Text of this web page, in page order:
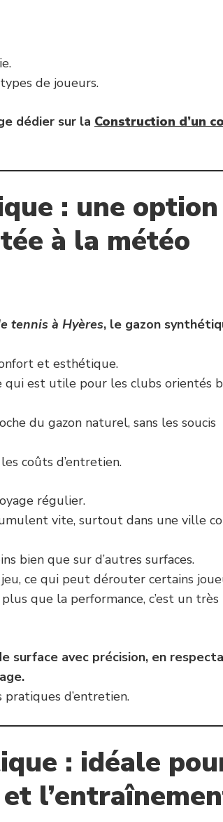
de joueurs.
dédier sur la Construction d’un
: une option
à la météo
tennis à Hyères, le gazon
et esthétique.
qui est utile pour les clubs orientés
du gazon naturel, sans les soucis
coûts d’entretien.
régulier.
vite, surtout dans une ville
bien que sur d’autres surfaces.
ce qui peut dérouter certains
que la performance, c’est un très
surface avec précision, en
d’entretien.
: idéale